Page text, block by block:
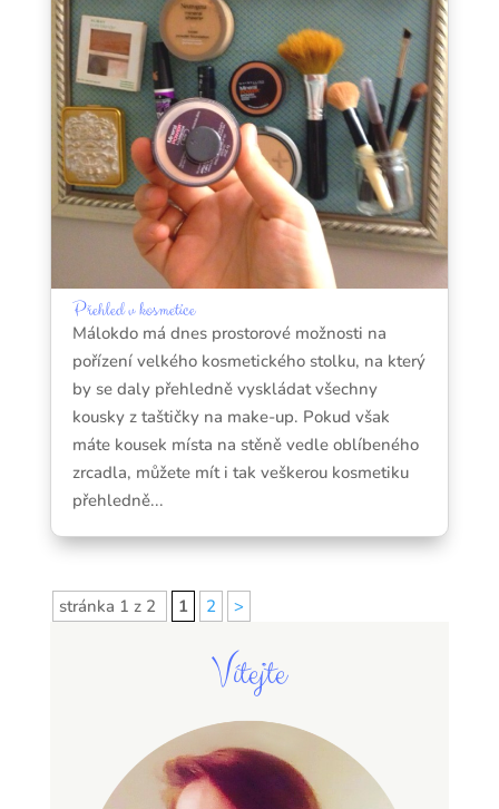
Přehled v kosmetice
Málokdo má dnes prostorové možnosti na
pořízení velkého kosmetického stolku, na který
by se daly přehledně vyskládat všechny
kousky z taštičky na make-up. Pokud však
máte kousek místa na stěně vedle oblíbeného
zrcadla, můžete mít i tak veškerou kosmetiku
přehledně...
stránka 1 z 2 1 2 >
Vítejte